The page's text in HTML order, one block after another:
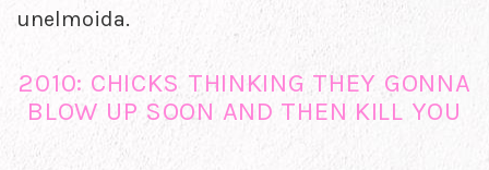
unelmoida.
2010: CHICKS THINKING THEY GONNA
BLOW UP SOON AND THEN KILL YOU